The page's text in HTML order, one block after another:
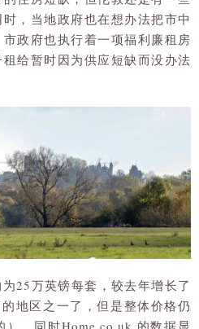
，当地政府也在想办法把市中
政府也执行着一项福利廉租房
给暂时因为供应短缺而没办法
25万英镑每套，较去年增长了
地区之一了，但是整体价格仍